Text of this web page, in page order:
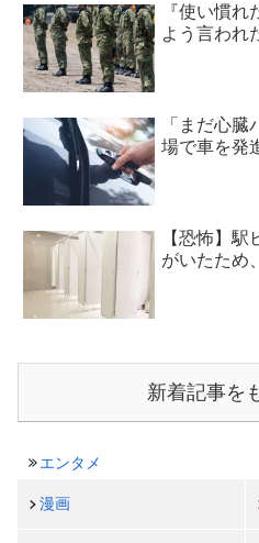
『使い慣
よう言われ
「まだ心
場で車を発
【恐怖】
がいたため
新着記事を
エンタメ
漫画